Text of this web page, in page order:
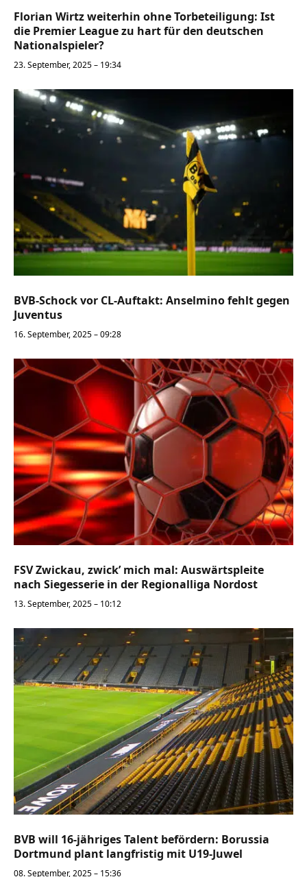
Florian Wirtz weiterhin ohne Torbeteiligung: Ist
die Premier League zu hart für den deutschen
Nationalspieler?
23. September, 2025 – 19:34
BVB-Schock vor CL-Auftakt: Anselmino fehlt gegen
Juventus
16. September, 2025 – 09:28
FSV Zwickau, zwick’ mich mal: Auswärtspleite
nach Siegesserie in der Regionalliga Nordost
13. September, 2025 – 10:12
BVB will 16-jähriges Talent befördern: Borussia
Dortmund plant langfristig mit U19-Juwel
08. September, 2025 – 15:36